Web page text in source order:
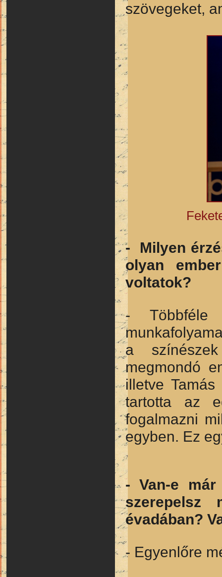
szövegeket,
- Milyen
olyan
voltatok?
- Többféle
a színészek
megmondó
illetve
tartotta az
fogalmazni
egyben. Ez
- Van-e
szerepelsz
évadában?
- Egyenlőre